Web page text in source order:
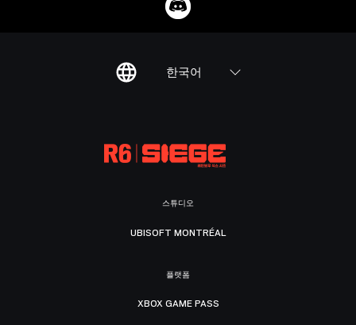
한국어
스튜디오
UBISOFT MONTRÉAL
플랫폼
XBOX GAME PASS